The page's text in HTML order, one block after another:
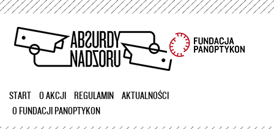
Przejdź
treści
START O AKCJI REGULAMIN
AKTUALNOŚCI
O FUNDACJI PANOPTYKON